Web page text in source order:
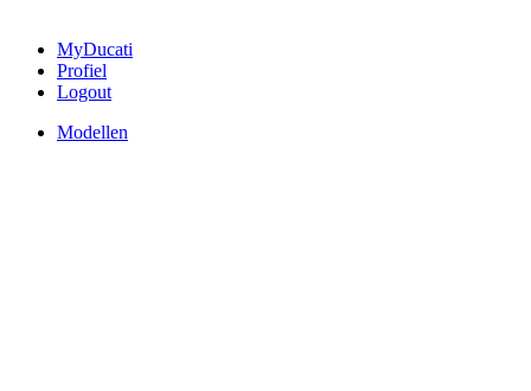
MyDucati
Profiel
Logout
Modellen